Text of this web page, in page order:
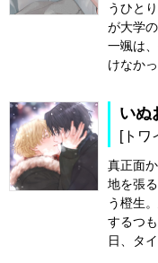
うひと
が大学
一颯は
けなか
いぬ
[トワ
真正面
地を張
う橙生
するつ
日、タ